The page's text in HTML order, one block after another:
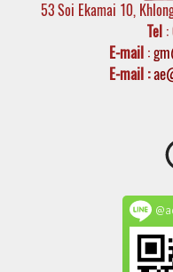
53 Soi Ekamai 10,
Tel :
E-mail:
E-mail :